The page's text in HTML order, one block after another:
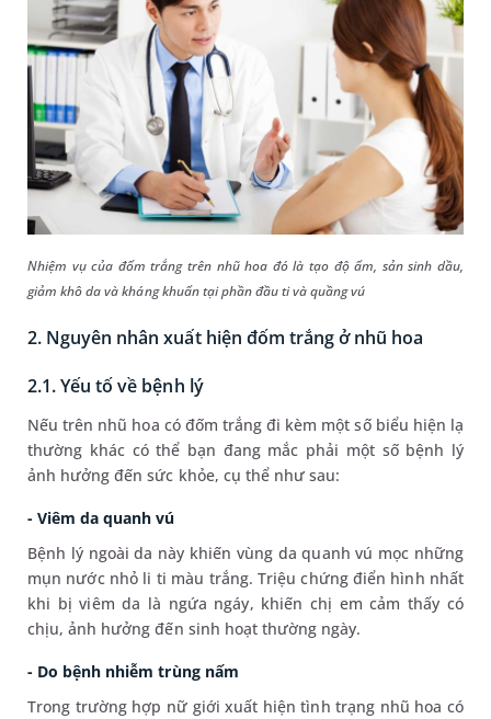
Nhiệm vụ của đốm trắng trên nhũ hoa đó là tạo độ ẩm, sản sinh dầu,
giảm khô da và kháng khuẩn tại phần đầu ti và quầng vú
2. Nguyên nhân xuất hiện đốm trắng ở nhũ hoa
2.1. Yếu tố về bệnh lý
Nếu trên nhũ hoa có đốm trắng đi kèm một số biểu hiện lạ
thường khác có thể bạn đang mắc phải một số bệnh lý
ảnh hưởng đến sức khỏe, cụ thể như sau:
- Viêm da quanh vú
Bệnh lý ngoài da này khiến vùng da quanh vú mọc những
mụn nước nhỏ li ti màu trắng. Triệu chứng điển hình nhất
khi bị viêm da là ngứa ngáy, khiến chị em cảm thấy có
chịu, ảnh hưởng đến sinh hoạt thường ngày.
- Do bệnh nhiễm trùng nấm
Trong trường hợp nữ giới xuất hiện tình trạng nhũ hoa có